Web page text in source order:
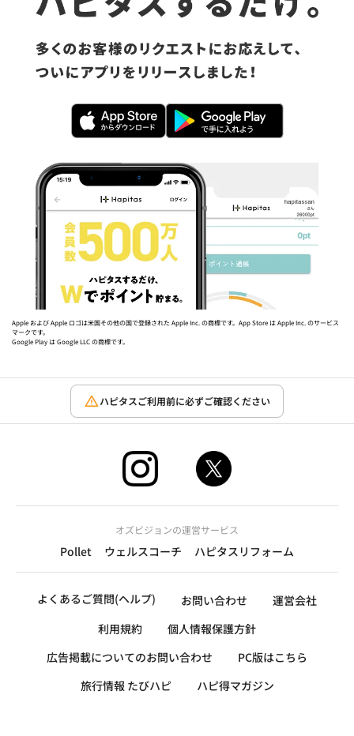
Apple および Apple ロゴは米国その他の国で登録された Apple Inc. の商標です。App Store は Apple Inc. のサービス
マークです。
Google Play は Google LLC の商標です。
ハピタスご利用前に必ずご確認ください
オズビジョンの運営サービス
Pollet ウェルスコーチ ハピタスリフォーム
よくあるご質問(ヘルプ) お問い合わせ
運営会社
利用規約
個人情報保護方針
広告掲載についてのお問い合わせ
PC版はこちら
旅行情報 たびハピ
ハピ得マガジン